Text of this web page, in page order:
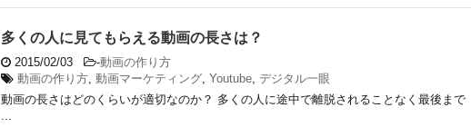
多くの人に見てもらえる動画の長さは？
2015/02/03 -動画の作り方
動画の作り方 動画マーケティング Youtube デジタル一眼
動画の長さはどのくらいが適切なのか？ 多くの人に途中で離脱されることなく最後まで